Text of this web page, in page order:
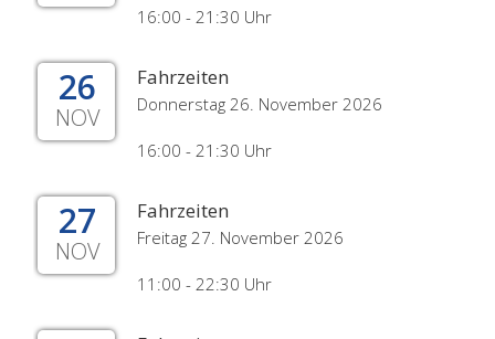
16:00 - 21:30 Uhr
26
NOV
Fahrzeiten
Donnerstag 26. November 2026
16:00 - 21:30 Uhr
27
NOV
Fahrzeiten
Freitag 27. November 2026
11:00 - 22:30 Uhr